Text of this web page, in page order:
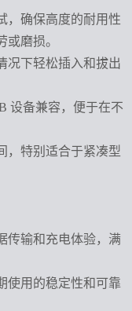
，确保高度的耐用性
磨损。
况下轻松插入和拔出
设备兼容，便于在不
，特别适合于紧凑型
传输和充电体验，满
使用的稳定性和可靠